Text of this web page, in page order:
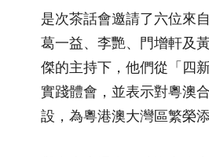
是次茶話會邀請了六位來
葛一益、李艷、門增軒及
傑的主持下，他們從「四
實踐體會，並表示對粵澳
設，為粵港澳大灣區繁榮添